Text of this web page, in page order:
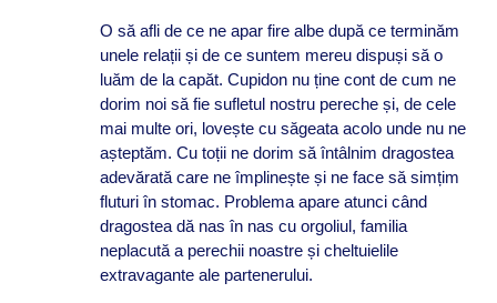
O să afli de ce ne apar fire albe după ce terminăm
unele relații și de ce suntem mereu dispuși să o
luăm de la capăt. Cupidon nu ține cont de cum ne
dorim noi să fie sufletul nostru pereche și, de cele
mai multe ori, lovește cu săgeata acolo unde nu ne
așteptăm. Cu toții ne dorim să întâlnim dragostea
adevărată care ne împlinește și ne face să simțim
fluturi în stomac. Problema apare atunci când
dragostea dă nas în nas cu orgoliul, familia
neplacută a perechii noastre și cheltuielile
extravagante ale partenerului.